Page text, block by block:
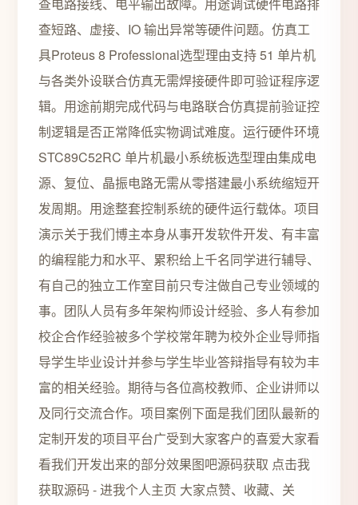
查短路、虚接、IO 输出异常等硬件问题。仿真工
具Proteus 8 Professional选型理由支持 51 单片机
与各类外设联合仿真无需焊接硬件即可验证程序逻
辑。用途前期完成代码与电路联合仿真提前验证控
制逻辑是否正常降低实物调试难度。运行硬件环境
STC89C52RC 单片机最小系统板选型理由集成电
源、复位、晶振电路无需从零搭建最小系统缩短开
发周期。用途整套控制系统的硬件运行载体。项目
演示关于我们博主本身从事开发软件开发、有丰富
的编程能力和水平、累积给上千名同学进行辅导、
有自己的独立工作室目前只专注做自己专业领域的
事。团队人员有多年架构师设计经验、多人有参加
校企合作经验被多个学校常年聘为校外企业导师指
导学生毕业设计并参与学生毕业答辩指导有较为丰
富的相关经验。期待与各位高校教师、企业讲师以
及同行交流合作。项目案例下面是我们团队最新的
定制开发的项目平台广受到大家客户的喜爱大家看
看我们开发出来的部分效果图吧源码获取 点击我
获取源码 - 进我个人主页 大家点赞、收藏、关